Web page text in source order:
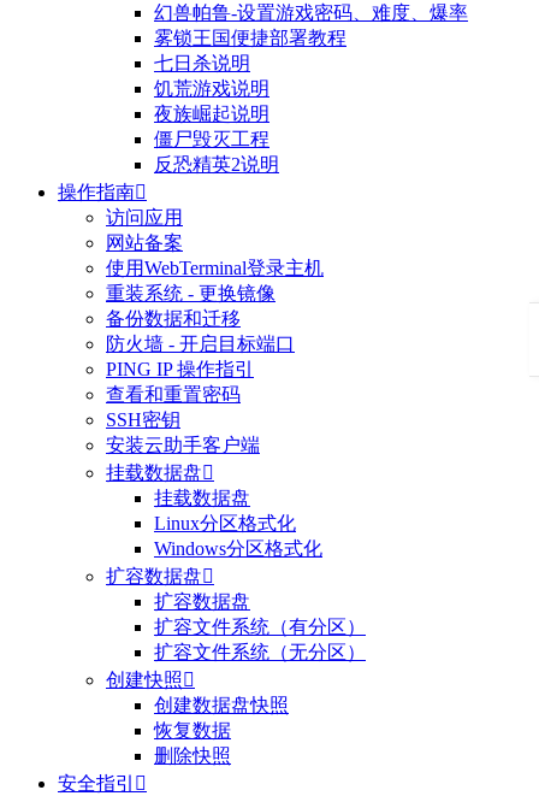
幻兽帕鲁-设置游戏密码、难度、爆率
雾锁王国便捷部署教程
七日杀说明
饥荒游戏说明
夜族崛起说明
僵尸毁灭工程
反恐精英2说明
操作指南
访问应用
网站备案
使用WebTerminal登录主机
重装系统 - 更换镜像
备份数据和迁移
防火墙 - 开启目标端口
PING IP 操作指引
查看和重置密码
SSH密钥
安装云助手客户端
挂载数据盘
挂载数据盘
Linux分区格式化
Windows分区格式化
扩容数据盘
扩容数据盘
扩容文件系统（有分区）
扩容文件系统（无分区）
创建快照
创建数据盘快照
恢复数据
删除快照
安全指引 